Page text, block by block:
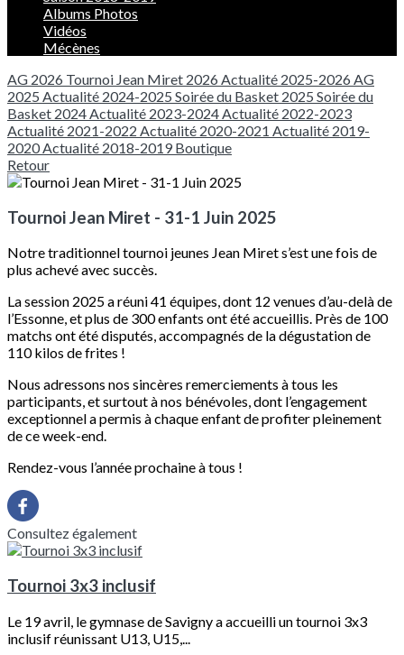
Albums Photos
Vidéos
Mécènes
AG 2026 Tournoi Jean Miret 2026 Actualité 2025-2026 AG
2025 Actualité 2024-2025 Soirée du Basket 2025 Soirée du
Basket 2024Actualité 2023-2024Actualité 2022-2023
Actualité 2021-2022 Actualité 2020-2021 Actualité 2019-
2020Actualité 2018-2019 Boutique
Retour
Tournoi Jean Miret - 31-1 Juin 2025
Notre traditionnel tournoi jeunes Jean Miret s’est une fois de
plus achevé avec succès.
La session 2025 a réuni 41 équipes, dont 12 venues d’au-delà de
l’Essonne, et plus de 300 enfants ont été accueillis. Près de 100
matchs ont été disputés, accompagnés de la dégustation de
110 kilos de frites !
Nous adressons nos sincères remerciements à tous les
participants, et surtout à nos bénévoles, dont l’engagement
exceptionnel a permis à chaque enfant de profiter pleinement
de ce week-end.
Rendez-vous l’année prochaine à tous !
Consultez également
Tournoi 3x3 inclusif
Le 19 avril, le gymnase de Savigny a accueilli un tournoi 3x3
inclusif réunissant U13, U15,...